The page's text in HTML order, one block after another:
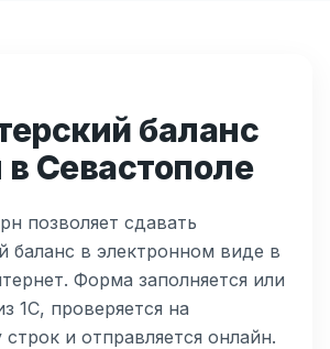
баланс
Севастополе
позволяет сдавать
баланс в электронном виде в
Форма заполняется или
1С, проверяется на
строк и отправляется онлайн.